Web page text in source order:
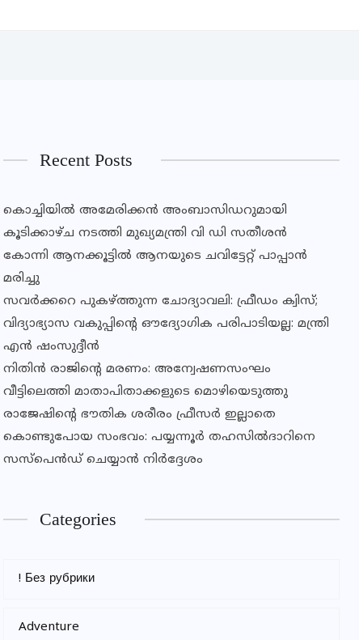
Recent Posts
കൊച്ചിയിൽ അമേരിക്കൻ അംബാസിഡറുമായി
കൂടിക്കാഴ്ച നടത്തി മുഖ്യമന്ത്രി വി ഡി സതീശൻ
കോന്നി ആനക്കൂട്ടിൽ ആനയുടെ ചവിട്ടേറ്റ് പാപ്പാൻ
മരിച്ചു
സവര്‍ക്കറെ പുകഴ്ത്തുന്ന ചോദ്യാവലി: ഫ്രീഡം ക്വിസ്;
വിദ്യാഭ്യാസ വകുപ്പിൻ്റെ ഔദ്യോഗിക പരിപാടിയല്ല: മന്ത്രി
എൻ ഷംസുദ്ദീൻ
നിതിൻ രാജിൻ്റെ മരണം: അന്വേഷണസംഘം
വീട്ടിലെത്തി മാതാപിതാക്കളുടെ മൊഴിയെടുത്തു
രാജേഷിന്റെ ഭൗതിക ശരീരം ഫ്രീസര്‍ ഇല്ലാതെ
കൊണ്ടുപോയ സംഭവം: പയ്യന്നൂര്‍ തഹസില്‍ദാറിനെ
സസ്‌പെന്‍ഡ് ചെയ്യാന്‍ നിര്‍ദ്ദേശം
Categories
! Без рубрики
Adventure